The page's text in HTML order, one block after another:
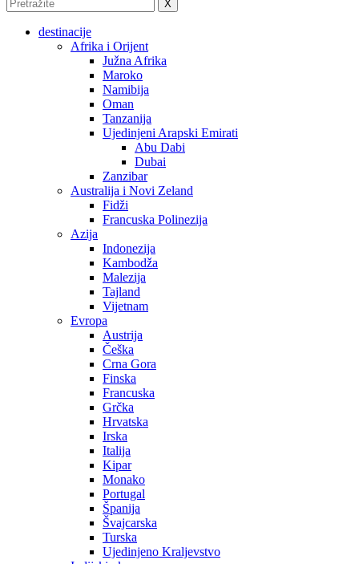
X
destinacije
Afrika i Orijent
Južna Afrika
Maroko
Namibija
Oman
Tanzanija
Ujedinjeni Arapski Emirati
Abu Dabi
Dubai
Zanzibar
Australija i Novi Zeland
Fidži
Francuska Polinezija
Azija
Indonezija
Kambodža
Malezija
Tajland
Vijetnam
Evropa
Austrija
Češka
Crna Gora
Finska
Francuska
Grčka
Hrvatska
Irska
Italija
Kipar
Monako
Portugal
Španija
Švajcarska
Turska
Ujedinjeno Kraljevstvo